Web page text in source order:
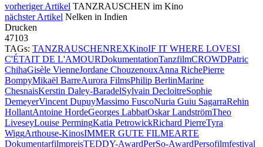
vorheriger Artikel TANZRAUSCHEN im Kino
nächster Artikel Nelken in Indien
Drucken
47103
TAGs: TANZRAUSCHENREXKinoIF IT WHERE LOVESI
C'ÉTAIT DE L'AMOURDokumentationTanzfilmCROWDPatric
ChihaGisèle VienneJordane ChouzenouxAnna RichePierre
BompyMikaël BarreAurora FilmsPhilip BerlinMarine
ChesnaisKerstin Daley-BaradelSylvain DecloitreSophie
DemeyerVincent DupuyMassimo FuscoNuria Guiu SagarraRehin
HollantAntoine HordeGeorges LabbatOskar LandströmTheo
LiveseyLouise PermingKatia PetrowickRichard PierreTyra
WiggArthouse-KinosIMMER GUTE FILMEARTE
DokumentarfilmpreisTEDDY-AwardPerSo-AwardPersofilmfestival